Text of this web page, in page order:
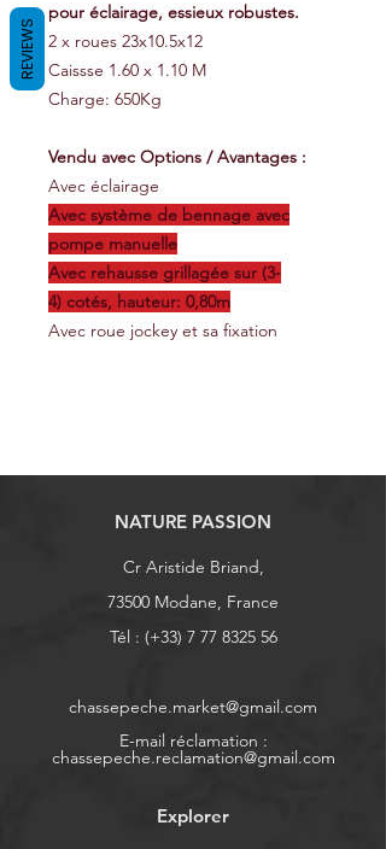
pour éclairage, essieux robustes.
2 x roues 23x10.5x12
Caissse 1.60 x 1.10 M
Charge: 650Kg
Vendu avec Options / Avantages :
Avec éclairage
Avec système de bennage avec
pompe manuelle
Avec rehausse grillagée sur (3-
4) cotés, hauteur: 0,80m
Avec roue jockey et sa fixation
NATURE PASSION
Cr Aristide Briand,
73500 Modane, France
Tél : (+33) 7 77 8325 56
chassepeche.market@gmail.com
E-mail réclamation :
chassepeche.reclamation@gmail.com
Explorer
REVIEWS